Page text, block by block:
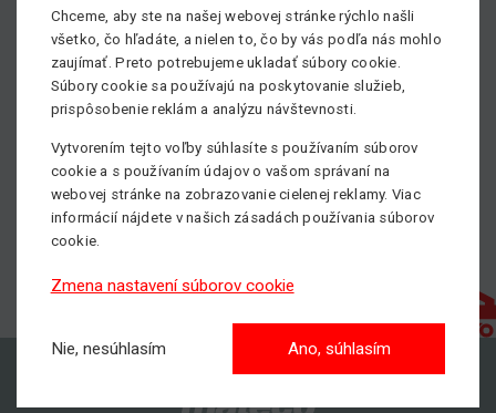
Chceme, aby ste na našej webovej stránke rýchlo našli
všetko, čo hľadáte, a nielen to, čo by vás podľa nás mohlo
zaujímať. Preto potrebujeme ukladať súbory cookie.
Súbory cookie sa používajú na poskytovanie služieb,
prispôsobenie reklám a analýzu návštevnosti.
Vytvorením tejto voľby súhlasíte s používaním súborov
cookie a s používaním údajov o vašom správaní na
webovej stránke na zobrazovanie cielenej reklamy. Viac
informácií nájdete v našich zásadách používania súborov
cookie.
Zmena nastavení súborov cookie
Nie, nesúhlasím Ano, súhlasím